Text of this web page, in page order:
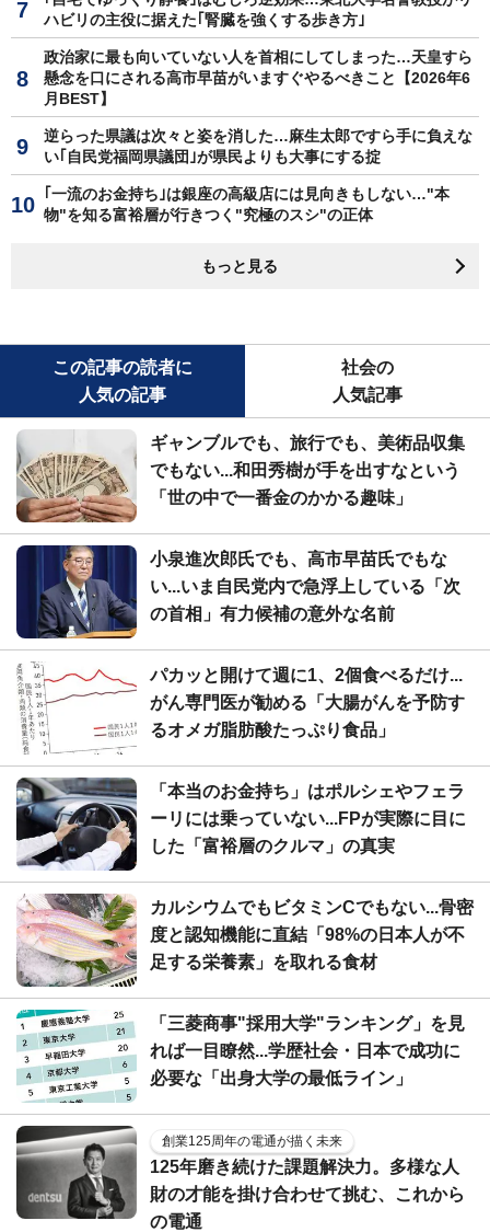
ハビリの主役に据えた｢腎臓を強くする歩き方｣
政治家に最も向いていない人を首相にしてしまった…天皇すら
懸念を口にされる高市早苗がいますぐやるべきこと【2026年6
月BEST】
逆らった県議は次々と姿を消した…麻生太郎ですら手に負えな
い｢自民党福岡県議団｣が県民よりも大事にする掟
｢一流のお金持ち｣は銀座の高級店には見向きもしない…"本
物"を知る富裕層が行きつく"究極のスシ"の正体
もっと見る
この記事の読者に
人気の記事
社会の
人気記事
ギャンブルでも、旅行でも、美術品収集
でもない...和田秀樹が手を出すなという
「世の中で一番金のかかる趣味」
小泉進次郎氏でも、高市早苗氏でもな
い...いま自民党内で急浮上している「次
の首相」有力候補の意外な名前
パカッと開けて週に1、2個食べるだけ...
がん専門医が勧める「大腸がんを予防す
るオメガ脂肪酸たっぷり食品」
「本当のお金持ち」はポルシェやフェラ
ーリには乗っていない...FPが実際に目に
した「富裕層のクルマ」の真実
カルシウムでもビタミンCでもない...骨密
度と認知機能に直結「98%の日本人が不
足する栄養素」を取れる食材
「三菱商事"採用大学"ランキング」を見
れば一目瞭然...学歴社会・日本で成功に
必要な「出身大学の最低ライン」
創業125周年の電通が描く未来
125年磨き続けた課題解決力。多様な人
財の才能を掛け合わせて挑む、これから
の電通